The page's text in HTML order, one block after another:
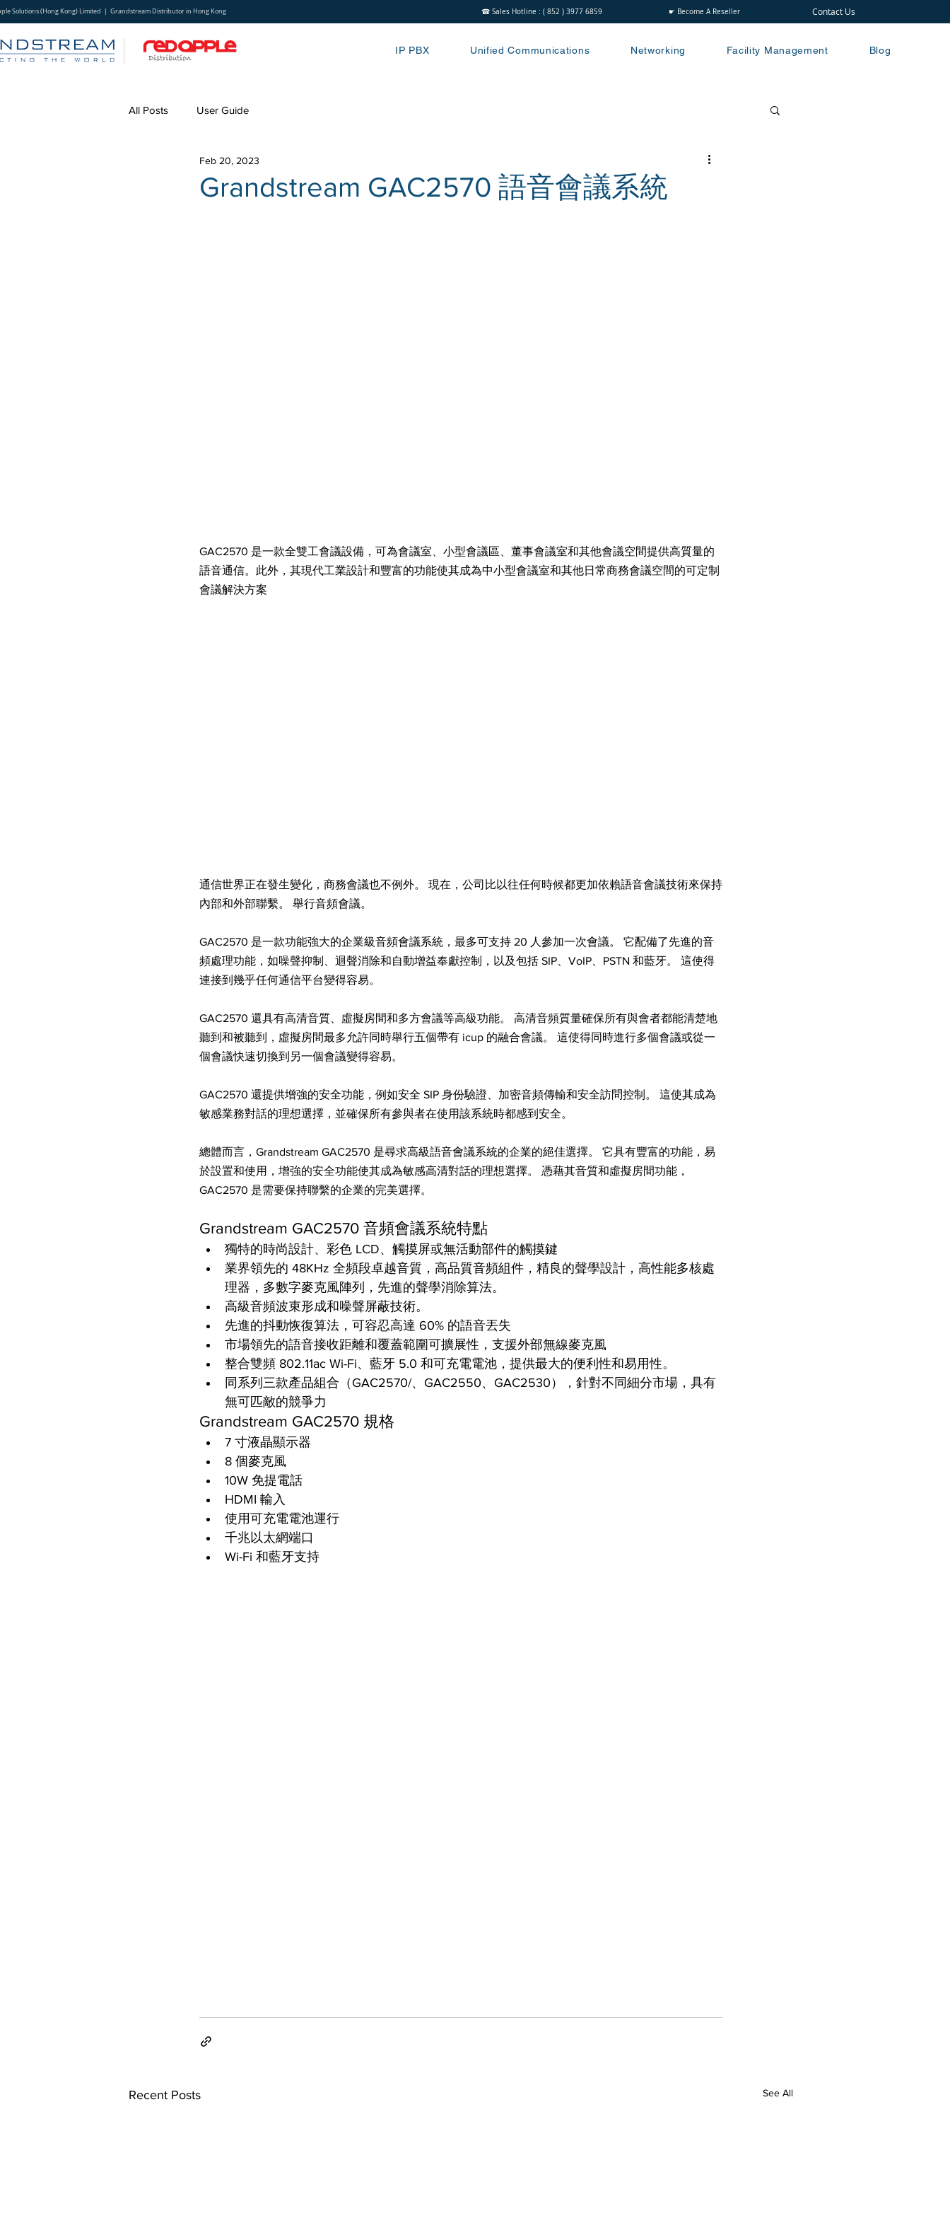
Solutions (Hong Kong) Limited | Grandstream Distributor in Hong Kong ☎ Sales Hotline : ( 852 ) 3977 6859 ☛ Become A Reseller Contact Us
IP PBX Unified Communications Networking Facility Management Blog
All Posts User Guide
Grandstream GAC2570 語音會議系統
Feb 20, 2023
GAC2570 是一款全雙工會議設備，可為會議室、小型會議區、董事會議室和其他會議空間提供高質量的
語音通信。此外，其現代工業設計和豐富的功能使其成為中小型會議室和其他日常商務會議空間的可定制
會議解決方案
通信世界正在發生變化，商務會議也不例外。 現在，公司比以往任何時候都更加依賴語音會議技術來保持
內部和外部聯繫。 舉行音頻會議。
GAC2570 是一款功能強大的企業級音頻會議系統，最多可支持 20 人參加一次會議。 它配備了先進的音
頻處理功能，如噪聲抑制、迴聲消除和自動增益奉獻控制，以及包括 SIP、VoIP、PSTN 和藍牙。 這使得
連接到幾乎任何通信平台變得容易。
GAC2570 還具有高清音質、虛擬房間和多方會議等高級功能。 高清音頻質量確保所有與會者都能清楚地
聽到和被聽到，虛擬房間最多允許同時舉行五個帶有 icup 的融合會議。 這使得同時進行多個會議或從一
個會議快速切換到另一個會議變得容易。
GAC2570 還提供增強的安全功能，例如安全 SIP 身份驗證、加密音頻傳輸和安全訪問控制。 這使其成為
敏感業務對話的理想選擇，並確保所有參與者在使用該系統時都感到安全。
總體而言，Grandstream GAC2570 是尋求高級語音會議系統的企業的絕佳選擇。 它具有豐富的功能，易
於設置和使用，增強的安全功能使其成為敏感高清對話的理想選擇。 憑藉其音質和虛擬房間功能，
GAC2570 是需要保持聯繫的企業的完美選擇。
Grandstream GAC2570 音頻會議系統特點
獨特的時尚設計、彩色 LCD、觸摸屏或無活動部件的觸摸鍵
業界領先的 48KHz 全頻段卓越音質，高品質音頻組件，精良的聲學設計，高性能多核處
理器，多數字麥克風陣列，先進的聲學消除算法。
高級音頻波束形成和噪聲屏蔽技術。
先進的抖動恢復算法，可容忍高達 60% 的語音丟失
市場領先的語音接收距離和覆蓋範圍可擴展性，支援外部無線麥克風
整合雙頻 802.11ac Wi-Fi、藍牙 5.0 和可充電電池，提供最大的便利性和易用性。
同系列三款產品組合（GAC2570/、GAC2550、GAC2530），針對不同細分市場，具有
無可匹敵的競爭力
Grandstream GAC2570 規格
7 寸液晶顯示器
8 個麥克風
10W 免提電話
HDMI 輸入
使用可充電電池運行
千兆以太網端口
Wi-Fi 和藍牙支持
Recent Posts See All